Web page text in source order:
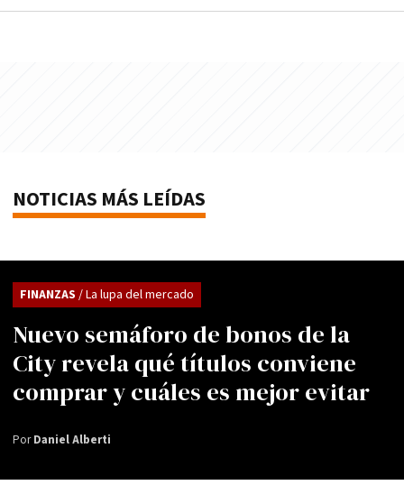
NOTICIAS MÁS LEÍDAS
Nuevo semáforo de bonos de la
City revela qué títulos conviene
comprar y cuáles es mejor evitar
FINANZAS / La lupa del mercado
PorDaniel Alberti